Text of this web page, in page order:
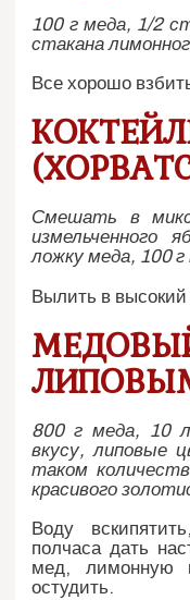
100 г меда, 1/2
стакана
Все хорошо
Смешать в
измельченного
ложку меда, 100 г
Вылить в высокий
800 г меда, 10
вкусу, липовые
таком
красивого
Воду
полчаса дать
мед, лимонную
остудить.